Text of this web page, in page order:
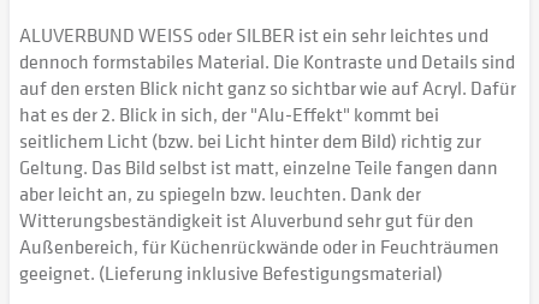
ALUVERBUND WEISS oder SILBER ist ein sehr leichtes und
dennoch formstabiles Material. Die Kontraste und Details sind
auf den ersten Blick nicht ganz so sichtbar wie auf Acryl. Dafür
hat es der 2. Blick in sich, der "Alu-Effekt" kommt bei
seitlichem Licht (bzw. bei Licht hinter dem Bild) richtig zur
Geltung. Das Bild selbst ist matt, einzelne Teile fangen dann
aber leicht an, zu spiegeln bzw. leuchten. Dank der
Witterungsbeständigkeit ist Aluverbund sehr gut für den
Außenbereich, für Küchenrückwände oder in Feuchträumen
geeignet. (Lieferung inklusive Befestigungsmaterial)